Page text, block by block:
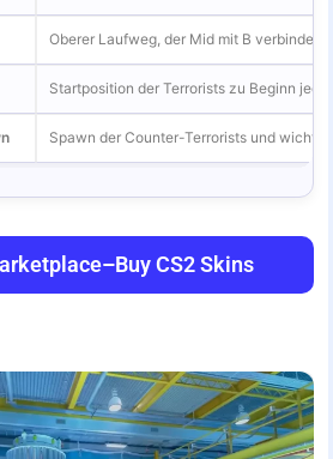
Oberer Laufweg, der Mid mit B verbindet.
Startposition der Terrorists zu Beginn
Spawn der Counter-Terrorists und
–Buy CS2 Skins